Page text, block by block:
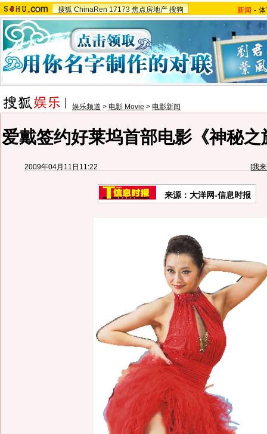
搜狐 ChinaRen 17173 焦点房地产 搜狗 新闻 -
娱乐频道 > 电影 Movie > 电影新闻
爱戴签约好莱坞首部电影《神秘之
2009年04月11日11:22 [我
来源：大洋网-信息时报